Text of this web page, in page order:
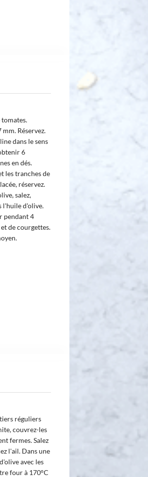
tomates.
Réservez.
dans le sens
6
en dés.
les tranches de
réservez.
salez,
l'huile d'olive.
pendant 4
de courgettes.
réguliers
couvrez-les
fermes. Salez
l'ail. Dans une
avec les
four à 170°C